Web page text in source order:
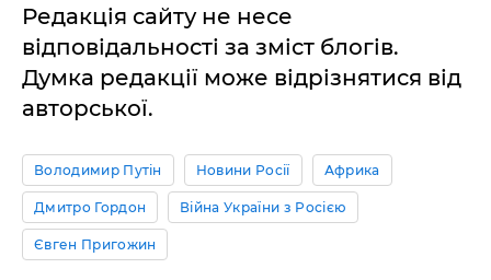
Редакція сайту не несе
відповідальності за зміст блогів.
Думка редакції може відрізнятися від
авторської.
Володимир Путін Новини Росії Африка
Дмитро Гордон Війна України з Росією
Євген Пригожин